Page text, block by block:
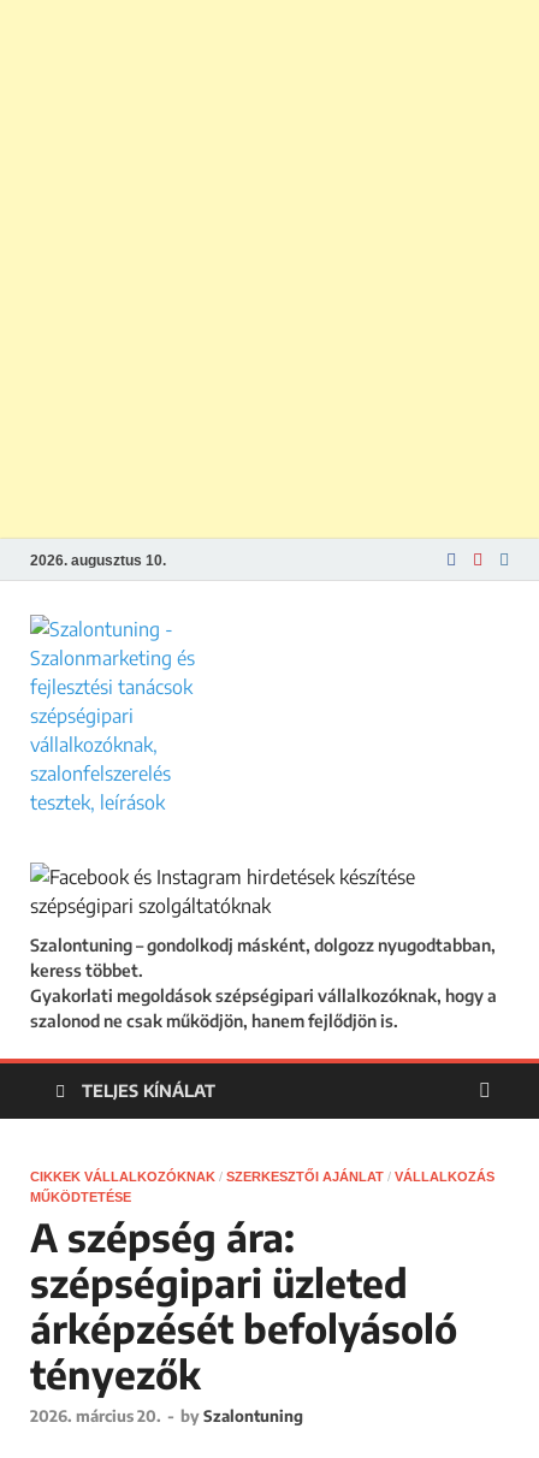
2026. augusztus 10.
Szalontuning – gondolkodj másként, dolgozz nyugodtabban,
keress többet.
Gyakorlati megoldások szépségipari vállalkozóknak, hogy a
szalonod ne csak működjön, hanem fejlődjön is.
TELJES KÍNÁLAT
CIKKEK VÁLLALKOZÓKNAK / SZERKESZTŐI AJÁNLAT / VÁLLALKOZÁS
MŰKÖDTETÉSE
A szépség ára:
szépségipari üzleted
árképzését befolyásoló
tényezők
2026. március 20. - bySzalontuning